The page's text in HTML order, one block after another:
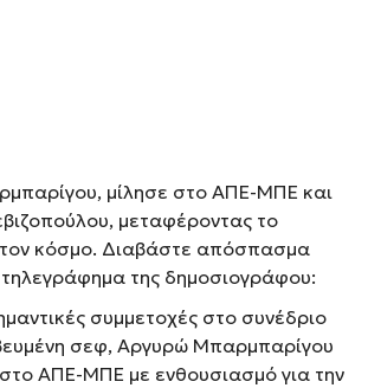
μίλησε στο ΑΠΕ-ΜΠΕ και
μεταφέροντας το
κόσμο. Διαβάστε απόσπασμα
της δημοσιογράφου:
συμμετοχές στο συνέδριο
σεφ, Αργυρώ Μπαρμπαρίγου
στο ΑΠΕ-ΜΠΕ με ενθουσιασμό για την